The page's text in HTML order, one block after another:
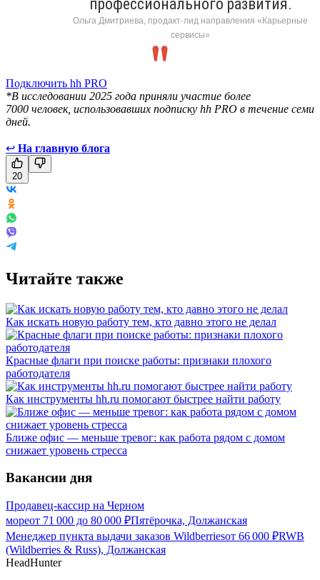
профессионального развития.
Ольга Дмитриева, продакт-лид направления «Карьерные
сервисы»
Подключить hh PRO
*В исследовании 2025 года приняли участие более
7000 человек, использовавших подписку hh PRO в течение семи
дней.
↩ На главную блога
20
Читайте также
Как искать новую работу тем, кто давно этого не делал
Красные флаги при поиске работы: признаки плохого
работодателя
Как инструменты hh.ru помогают быстрее найти работу
Ближе офис — меньше тревог: как работа рядом с домом
снижает уровень стресса
Вакансии дня
Продавец-кассир на Черном
мореот 71 000 до 80 000 ₽Пятёрочка, Должанская
Менеджер пункта выдачи заказов Wildberriesот 66 000 ₽RWB
(Wildberries & Russ), Должанская
HeadHunter